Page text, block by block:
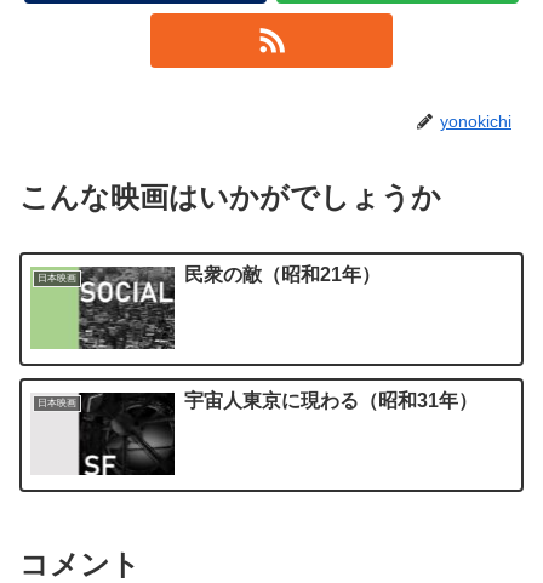
yonokichi
こんな映画はいかがでしょうか
日本映画 民衆の敵（昭和21年）
日本映画 宇宙人東京に現わる（昭和31年）
コメント